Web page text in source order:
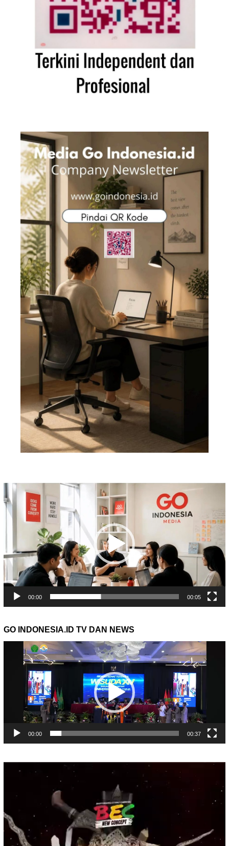
Pemutar
Video
00:00 00:05
GO INDONESIA.ID TV DAN NEWS
Pemutar
00:00 00:37